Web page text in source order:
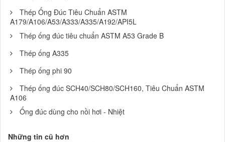
Thép Ống Đúc Tiêu Chuẩn ASTM
A179/A106/A53/A333/A335/A192/API5L
Thép ống đúc tiêu chuẩn ASTM A53 Grade B
Thép ống A335
Thép ống phi 90
Thép ống đúc SCH40/SCH80/SCH160, Tiêu Chuẩn ASTM
A106
Ống đúc dùng cho nồi hơi - Nhiệt
Những tin cũ hơn